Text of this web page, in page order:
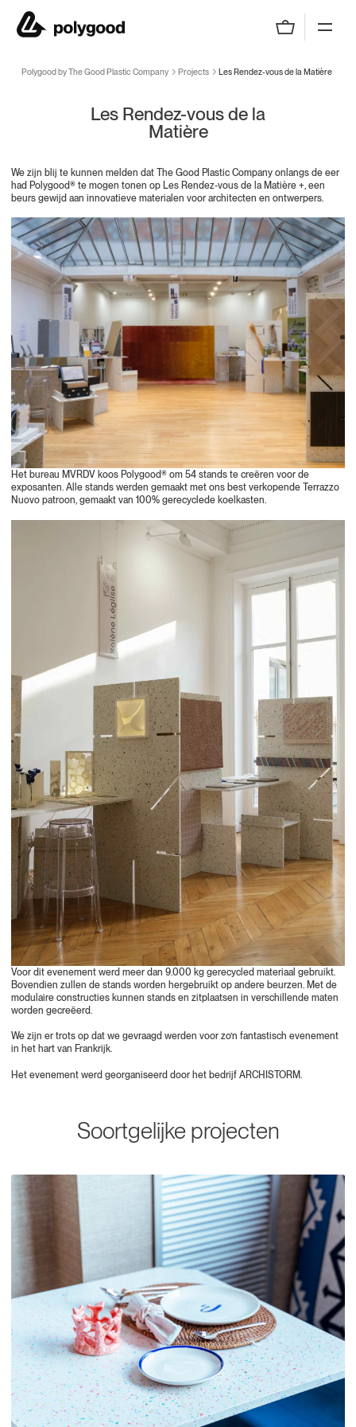
Polygood by The Good Plastic Company
Polygood by The Good Plastic Company Projects Les Rendez-vous de la Matière
Les Rendez-vous de la
Matière
We zijn blij te kunnen melden dat The Good Plastic Company onlangs de eer
had Polygood® te mogen tonen op Les Rendez-vous de la Matière +, een
beurs gewijd aan innovatieve materialen voor architecten en ontwerpers.
Het bureau MVRDV koos Polygood® om 54 stands te creëren voor de
exposanten. Alle stands werden gemaakt met ons best verkopende Terrazzo
Nuovo patroon, gemaakt van 100% gerecyclede koelkasten.
Voor dit evenement werd meer dan 9.000 kg gerecycled materiaal gebruikt.
Bovendien zullen de stands worden hergebruikt op andere beurzen. Met de
modulaire constructies kunnen stands en zitplaatsen in verschillende maten
worden gecreëerd.
We zijn er trots op dat we gevraagd werden voor zo’n fantastisch evenement
in het hart van Frankrijk.
Het evenement werd georganiseerd door het bedrijf ARCHISTORM.
Soortgelijke projecten